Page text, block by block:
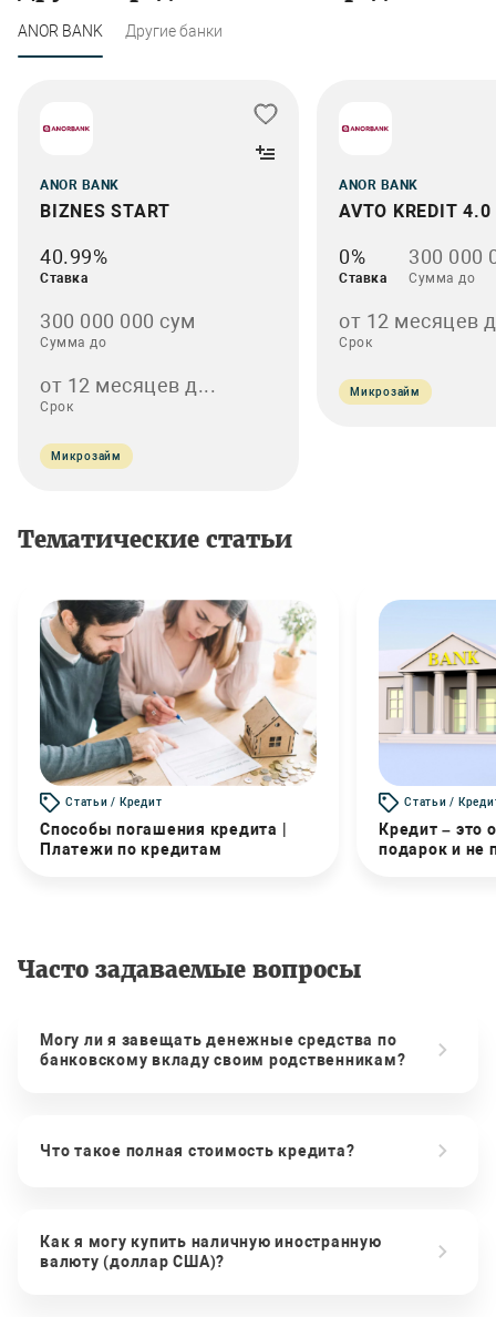
ANOR BANK Другие банки
ANOR BANK
BIZNES START
40.99%
Ставка
300 000 000 сум
Сумма до
от 12 месяцев д...
Срок
Микрозайм
ANOR BANK
AVTO KREDIT 4.0
0%
Ставка
300 000
Сумма до
от 12 месяцев
Срок
Микрозайм
Тематические статьи
Статьи / Кредит
Способы погашения кредита |
Платежи по кредитам
Статьи /
Кредит – это
подарок и не
Часто задаваемые вопросы
Могу ли я завещать денежные средства по
банковскому вкладу своим родственникам?
Что такое полная стоимость кредита?
Как я могу купить наличную иностранную
валюту (доллар США)?